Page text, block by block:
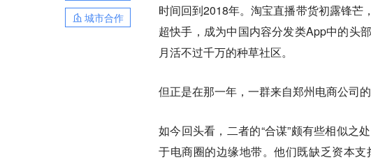
城市合作
时间回到2018年。淘宝直播带货初露锋芒
超快手，成为中国内容分发类App中的
月活不过千万的种草社区。
但正是在那一年，一群来自郑州电商公司的
如今回头看，二者的“合谋”颇有些相似之
于电商圈的边缘地带。他们既缺乏资本